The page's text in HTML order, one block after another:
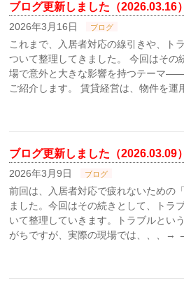
ブログ更新しました（2026.03.16）
2026年3月16日 ブログ
これまで、入居者対応の線引きや、ト
ついて整理してきました。 今回はその
場で意外と大きな影響を持つテーマ
ご紹介します。 賃貸経営は、物件を運
ブログ更新しました（2026.03.09）
2026年3月9日 ブログ
前回は、入居者対応で疲れないための
ました。今回はその続きとして、トラ
いて整理していきます。トラブルとい
がちですが、実際の現場では、、、→